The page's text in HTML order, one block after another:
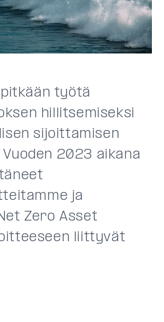
työtä
hillitsemiseksi
sijoittamisen
2023 aikana
ja
Zero Asset
liittyvät